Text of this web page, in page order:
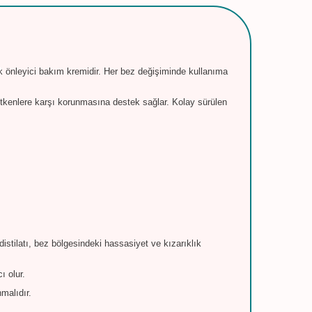
bakım kremidir. Her bez değişiminde kullanıma
karşı korunmasına destek sağlar. Kolay sürülen
bez bölgesindeki hassasiyet ve kızarıklık
olur.